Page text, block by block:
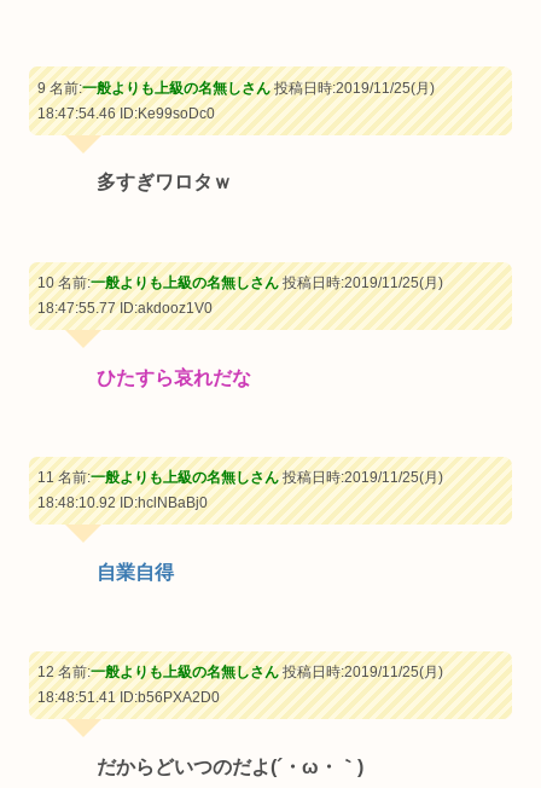
9 名前:一般よりも上級の名無しさん投稿日時:2019/11/25(月)
18:47:54.46ID:Ke99soDc0
多すぎワロタｗ
10 名前:一般よりも上級の名無しさん投稿日時:2019/11/25(月)
18:47:55.77ID:akdooz1V0
ひたすら哀れだな
11 名前:一般よりも上級の名無しさん投稿日時:2019/11/25(月)
18:48:10.92ID:hclNBaBj0
自業自得
12 名前:一般よりも上級の名無しさん投稿日時:2019/11/25(月)
18:48:51.41ID:b56PXA2D0
だからどいつのだよ(´・ω・｀)